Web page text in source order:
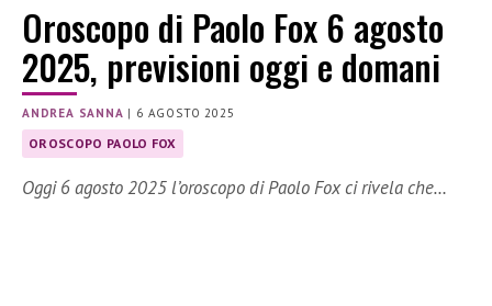
Oroscopo di Paolo Fox 6 agosto
2025, previsioni oggi e domani
ANDREA SANNA | 6 AGOSTO 2025
OROSCOPO PAOLO FOX
Oggi 6 agosto 2025 l’oroscopo di Paolo Fox ci rivela che…